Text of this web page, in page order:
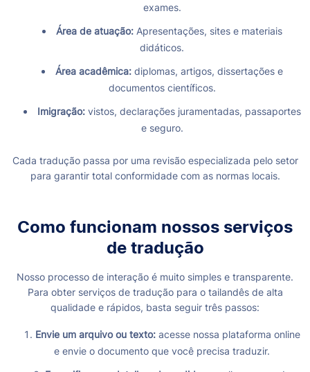
exames.
Área de atuação:Apresentações, sites e materiais
didáticos.
Área acadêmica:diplomas, artigos, dissertações e
documentos científicos.
Imigração:vistos, declarações juramentadas, passaportes
e seguro.
Cada tradução passa por uma revisão especializada pelo setor
para garantir total conformidade com as normas locais.
Como funcionam nossos serviços
de tradução
Nosso processo de interação é muito simples e transparente.
Para obter serviços de tradução para o tailandês de alta
qualidade e rápidos, basta seguir três passos:
Envie um arquivo ou texto: acesse nossa plataforma online
e envie o documento que você precisa traduzir.